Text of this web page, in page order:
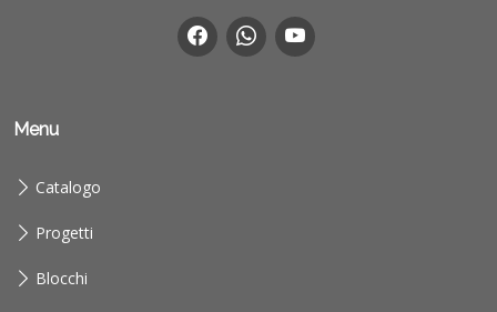
Menu
Catalogo
Progetti
Blocchi